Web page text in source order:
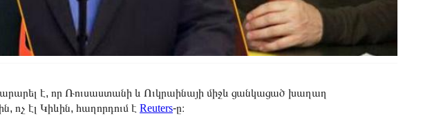
է, որ Ռուսաստանի և Ուկրաինայի միջև ցանկացած խաղաղ
ոչ էլ Կիևին, հաղորդում է Reuters-ը։